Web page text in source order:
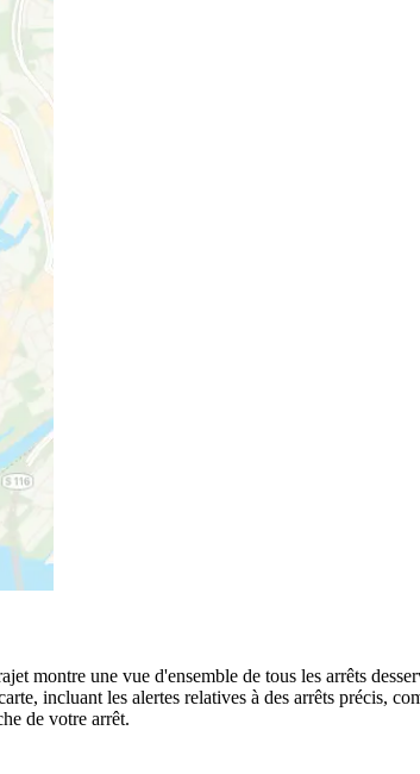
montre une vue d'ensemble de tous les arrêts
incluant les alertes relatives à des arrêts précis,
de votre arrêt.